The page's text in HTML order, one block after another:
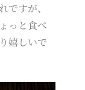
ですが、
っと食べ
嬉しいで